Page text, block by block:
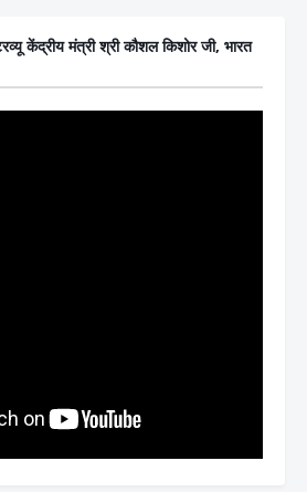
केंद्रीय मंत्री श्री कौशल किशोर जी, भारत